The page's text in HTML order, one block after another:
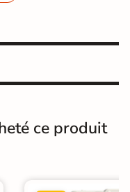
résistant
ce produit